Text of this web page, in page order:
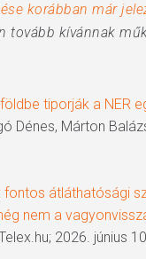
korábban már
tovább kívánnak
tiporják a NER
Dénes, Márton
fontos átláthatósági
nem a
2026. június